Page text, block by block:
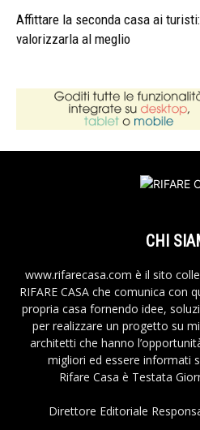
Affittare la seconda casa ai
valorizzarla al meglio
CHI
www.rifarecasa.com è il sito
RIFARE CASA che comunica con
propria casa fornendo idee,
per realizzare un progetto su
architetti che hanno
migliori ed essere informati
Rifare Casa è Testata
Direttore Editoriale